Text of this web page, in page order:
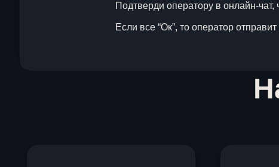
Подтверди оператору в онлайн-чат,
Если все “Ок”, то оператор